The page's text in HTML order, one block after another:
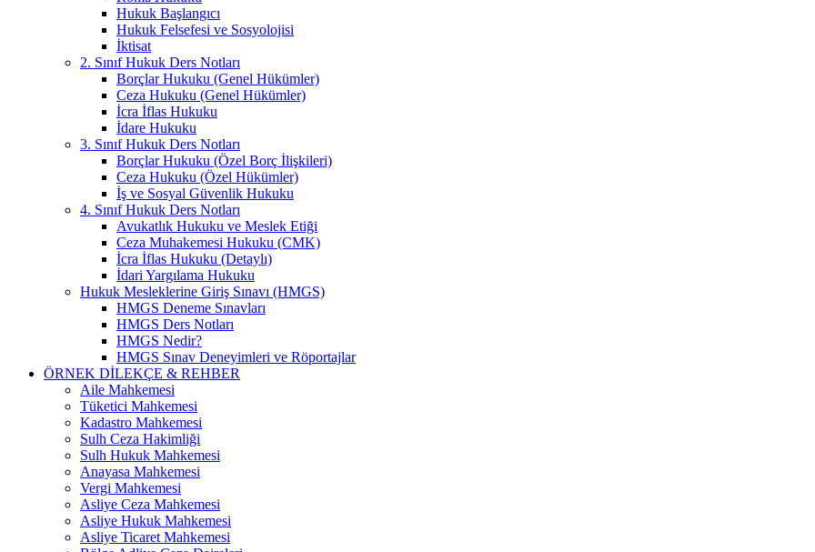
Hukuk Başlangıcı
Hukuk Felsefesi ve Sosyolojisi
İktisat
2. Sınıf Hukuk Ders Notları
Borçlar Hukuku (Genel Hükümler)
Ceza Hukuku (Genel Hükümler)
İcra İflas Hukuku
İdare Hukuku
3. Sınıf Hukuk Ders Notları
Borçlar Hukuku (Özel Borç İlişkileri)
Ceza Hukuku (Özel Hükümler)
İş ve Sosyal Güvenlik Hukuku
4. Sınıf Hukuk Ders Notları
Avukatlık Hukuku ve Meslek Etiği
Ceza Muhakemesi Hukuku (CMK)
İcra İflas Hukuku (Detaylı)
İdari Yargılama Hukuku
Hukuk Mesleklerine Giriş Sınavı (HMGS)
HMGS Deneme Sınavları
HMGS Ders Notları
HMGS Nedir?
HMGS Sınav Deneyimleri ve Röportajlar
ÖRNEK DILEKÇE & REHBER
Aile Mahkemesi
Tüketici Mahkemesi
Kadastro Mahkemesi
Sulh Ceza Hakimliği
Sulh Hukuk Mahkemesi
Anayasa Mahkemesi
Vergi Mahkemesi
Asliye Ceza Mahkemesi
Asliye Hukuk Mahkemesi
Asliye Ticaret Mahkemesi